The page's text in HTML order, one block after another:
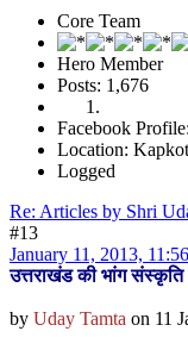
Core Team
Hero Member
Posts: 1,676
Facebook Profile:
Location:
Logged
Re: Articles by Shri
#13
January 11, 2013,
उत्तराखंड की भांग संस्कृति
by Uday Tamta on 11